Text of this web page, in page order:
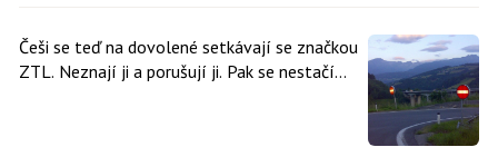
Češi se teď na dovolené setkávají se značkou
ZTL. Neznají ji a porušují ji. Pak se nestačí